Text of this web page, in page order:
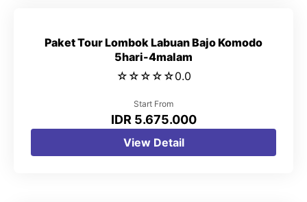
Paket Tour Lombok Labuan Bajo Komodo
5hari-4malam
☆ ☆ ☆ ☆ ☆0.0
Start From
IDR 5.675.000
View Detail